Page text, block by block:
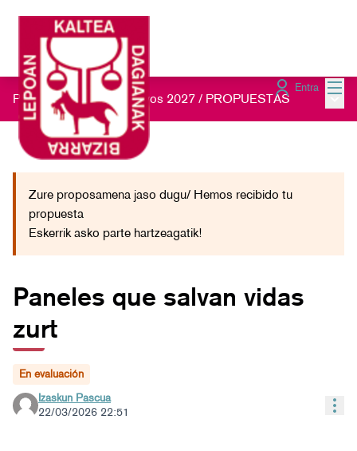
Entra
Presupuestos Participativos 2027 / PROPUESTAS
Zure proposamena jaso dugu/ Hemos recibido tu
propuesta
Eskerrik asko parte hartzeagatik!
Paneles que salvan vidas
zurt
En evaluación
Izaskun Pascua
22/03/2026 22:51